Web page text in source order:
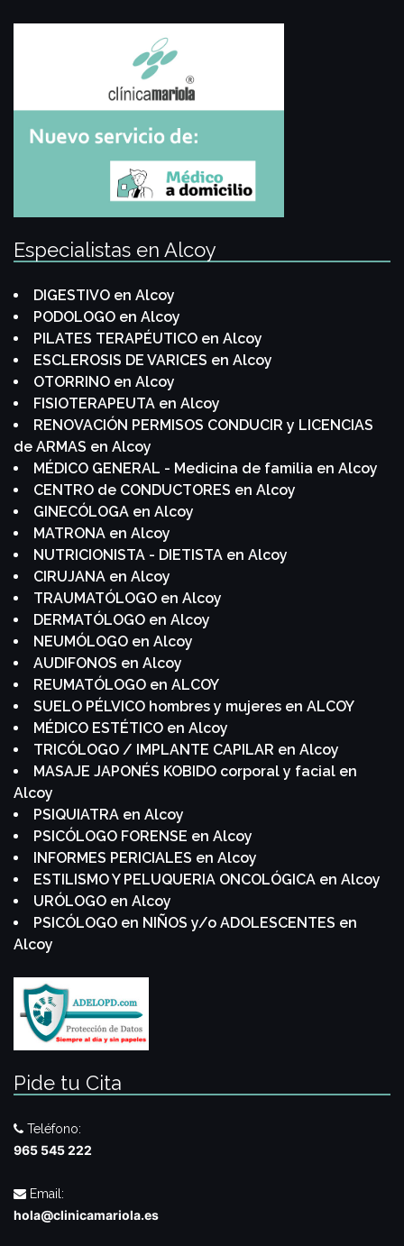
Especialistas en Alcoy
DIGESTIVO en Alcoy
PODOLOGO en Alcoy
PILATES TERAPÉUTICO en Alcoy
ESCLEROSIS DE VARICES en Alcoy
OTORRINO en Alcoy
FISIOTERAPEUTA en Alcoy
RENOVACIÓN PERMISOS CONDUCIR y LICENCIAS
de ARMAS en Alcoy
MÉDICO GENERAL - Medicina de familia en Alcoy
CENTRO de CONDUCTORES en Alcoy
GINECÓLOGA en Alcoy
MATRONA en Alcoy
NUTRICIONISTA - DIETISTA en Alcoy
CIRUJANA en Alcoy
TRAUMATÓLOGO en Alcoy
DERMATÓLOGO en Alcoy
NEUMÓLOGO en Alcoy
AUDIFONOS en Alcoy
REUMATÓLOGO en ALCOY
SUELO PÉLVICO hombres y mujeres en ALCOY
MÉDICO ESTÉTICO en Alcoy
TRICÓLOGO / IMPLANTE CAPILAR en Alcoy
MASAJE JAPONÉS KOBIDO corporal y facial en
Alcoy
PSIQUIATRA en Alcoy
PSICÓLOGO FORENSE en Alcoy
INFORMES PERICIALES en Alcoy
ESTILISMO Y PELUQUERIA ONCOLÓGICA en Alcoy
URÓLOGO en Alcoy
PSICÓLOGO en NIÑOS y/o ADOLESCENTES en
Alcoy
Pide tu Cita
Teléfono:
965 545 222
Email:
hola@clinicamariola.es